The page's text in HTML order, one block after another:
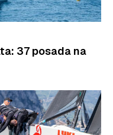
37 posada na